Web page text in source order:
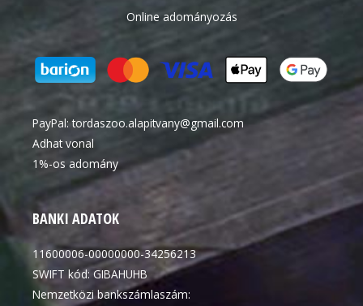
Online adományozás
PayPal:tordaszoo.alapitvany@gmail.com
Adhat vonal
1%-os adomány
BANKI ADATOK
11600006-00000000-34256213
SWIFT kód: GIBAHUHB
Nemzetközi bankszámlaszám: